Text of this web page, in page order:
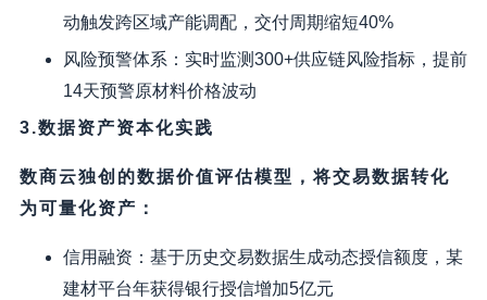
动触发跨区域产能调配，交付周期缩短40%
风险预警体系：实时监测300+供应链风险指标，提前
14天预警原材料价格波动
3.数据资产资本化实践
数商云独创的数据价值评估模型，将交易数据转化
为可量化资产：
信用融资：基于历史交易数据生成动态授信额度，某
建材平台年获得银行授信增加5亿元